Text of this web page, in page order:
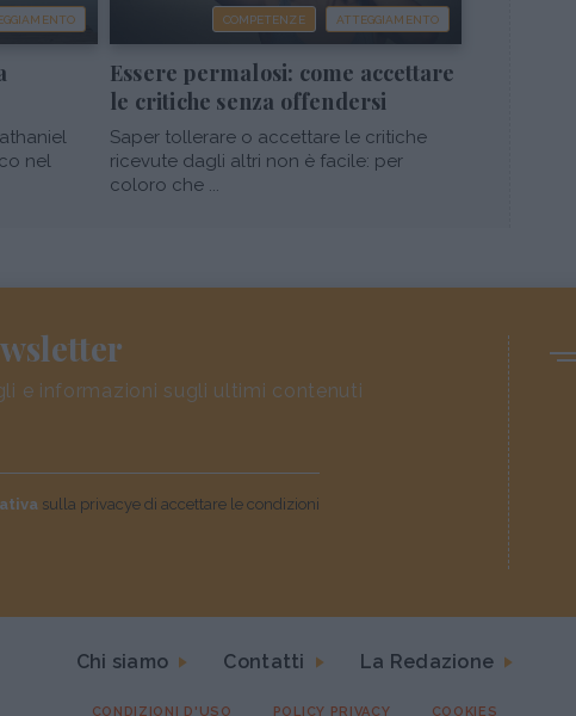
nel
COMPETENZE ATTEGGIAMENTO
Essere permalosi: come accettare
le critiche senza offendersi
Saper tollerare o accettare le critiche
ricevute dagli altri non è facile: per
coloro che ...
e informazioni sugli ultimi contenuti
sulla privacye di accettare le condizioni
Chi siamo Contatti La Redazione
CONDIZIONI D'USO POLICY PRIVACY COOKIES